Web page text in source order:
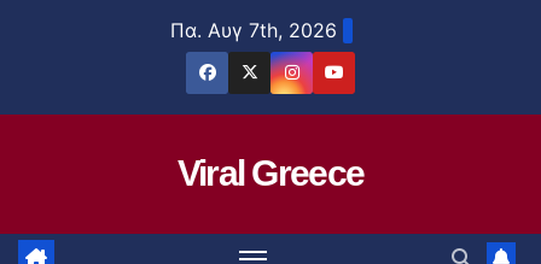
Πα. Αυγ 7th, 2026
Viral Greece